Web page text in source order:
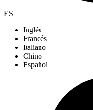
ES
Inglés
Francés
Italiano
Chino
Español